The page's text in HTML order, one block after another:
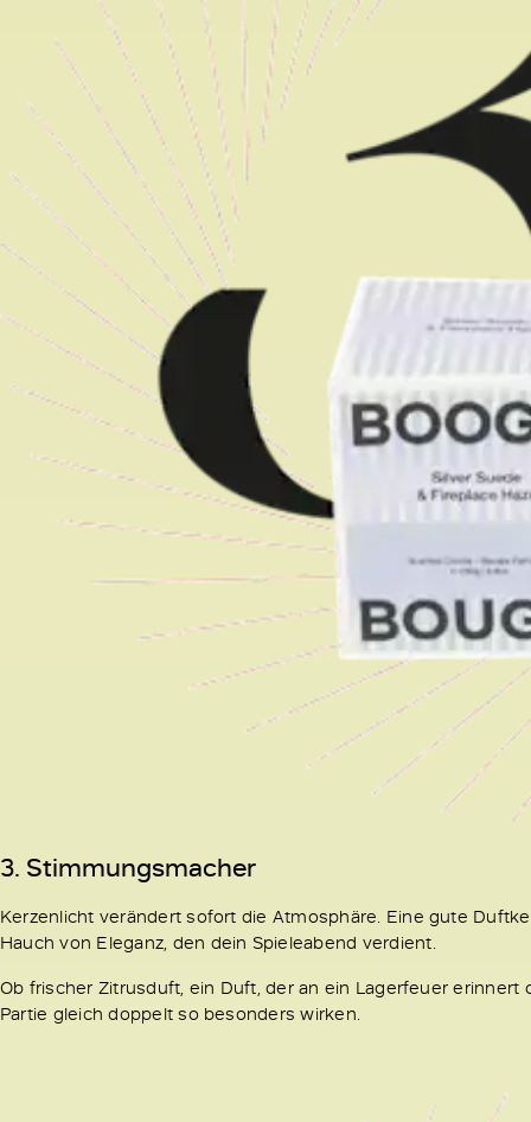
3. Stimmungsmacher
Kerzenlicht verändert sofort die Atmosphäre. Eine gute
Hauch von Eleganz, den dein Spieleabend verdient.
Ob frischer Zitrusduft, ein Duft, der an ein Lagerfeuer
Partie gleich doppelt so besonders wirken.